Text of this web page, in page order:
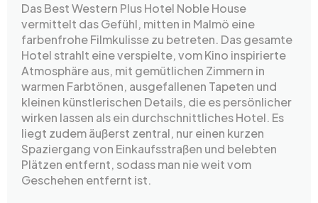
Das Best Western Plus Hotel Noble House
vermittelt das Gefühl, mitten in Malmö eine
farbenfrohe Filmkulisse zu betreten. Das gesamte
Hotel strahlt eine verspielte, vom Kino inspirierte
Atmosphäre aus, mit gemütlichen Zimmern in
warmen Farbtönen, ausgefallenen Tapeten und
kleinen künstlerischen Details, die es persönlicher
wirken lassen als ein durchschnittliches Hotel. Es
liegt zudem äußerst zentral, nur einen kurzen
Spaziergang von Einkaufsstraßen und belebten
Plätzen entfernt, sodass man nie weit vom
Geschehen entfernt ist.